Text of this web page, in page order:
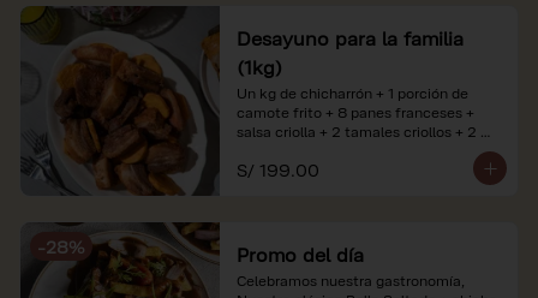
referenciales.
Desayuno para la familia
(1kg)
Un kg de chicharrón + 1 porción de
camote frito + 8 panes franceses +
salsa criolla + 2 tamales criollos + 2
*Nuestros precios están expresados en
referenciales.
S/ 199.00
-28% Promo del día
Celebramos nuestra gastronomía,